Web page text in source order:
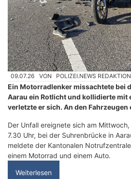
09.07.26 VON POLIZEI.NEWS REDAKTION
Ein Motorradlenker missachtete bei
Aarau ein Rotlicht und kollidierte mit
verletzte er sich. An den
Der Unfall ereignete sich am
7.30 Uhr, bei der Suhrenbrücke in
meldete der Kantonalen
einem Motorrad und einem Auto.
Weiterlesen